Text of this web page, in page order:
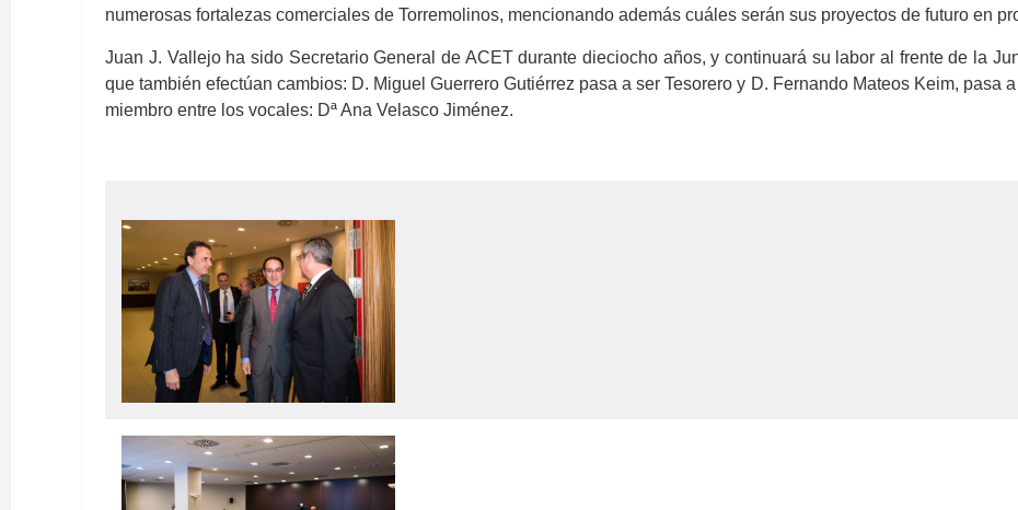
numerosas fortalezas comerciales de Torremolinos, mencionando además cuáles serán sus proyectos de futuro en
Juan J. Vallejo ha sido Secretario General de ACET durante dieciocho años, y continuará su labor al frente de la
que también efectúan cambios: D. Miguel Guerrero Gutiérrez pasa a ser Tesorero y D. Fernando Mateos Keim, pasa
miembro entre los vocales: Dª Ana Velasco Jiménez.